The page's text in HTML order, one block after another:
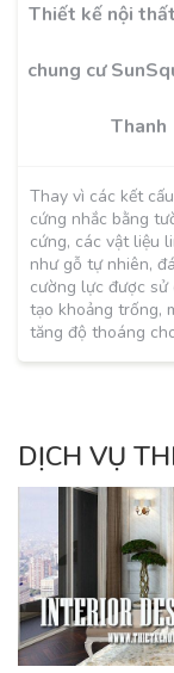
Thiết kế nội
chung cư
Thanh
Thay vì các kết
cứng nhắc bằng
cứng, các vật liệu
như gỗ tự nhiên,
cường lực được sử
tạo khoảng trống,
tăng độ thoáng
DỊCH VỤ